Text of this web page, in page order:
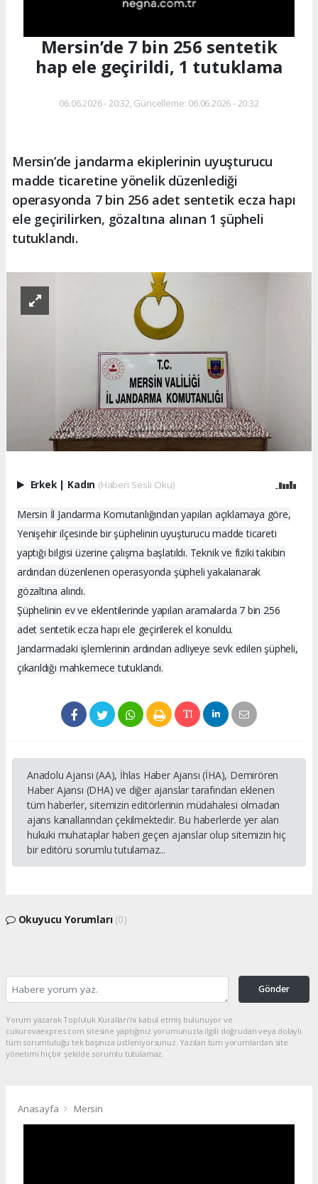
Mersin’de 7 bin 256 sentetik
hap ele geçirildi, 1 tutuklama
06.06.2026 - 20:32, Güncelleme: 06.06.2026 - 20:32
Mersin’de jandarma ekiplerinin uyuşturucu
madde ticaretine yönelik düzenlediği
operasyonda 7 bin 256 adet sentetik ecza hapı
ele geçirilirken, gözaltına alınan 1 şüpheli
tutuklandı.
Erkek Kadın (Haberi Sesli Oku)
Mersin İl Jandarma Komutanlığından yapılan açıklamaya göre,
Yenişehir ilçesinde bir şüphelinin uyuşturucu madde ticareti
yaptığı bilgisi üzerine çalışma başlatıldı. Teknik ve fiziki takibin
ardından düzenlenen operasyonda şüpheli yakalanarak
gözaltına alındı.
Şüphelinin ev ve eklentilerinde yapılan aramalarda 7 bin 256
adet sentetik ecza hapı ele geçirilerek el konuldu.
Jandarmadaki işlemlerinin ardından adliyeye sevk edilen şüpheli,
çıkarıldığı mahkemece tutuklandı.
Anadolu Ajansı (AA), İhlas Haber Ajansı (İHA), Demirören
Haber Ajansı (DHA) ve diğer ajanslar tarafından eklenen
tüm haberler, sitemizin editörlerinin müdahalesi olmadan
ajans kanallarından çekilmektedir. Bu haberlerde yer alan
hukuki muhataplar haberi geçen ajanslar olup sitemizin hiç
bir editörü sorumlu tutulamaz...
Okuyucu Yorumları (0)
Gönder
Yorum yazarak Topluluk Kuralları’nı kabul etmiş bulunuyor ve
cukurovaexpres.com sitesine yaptığınız yorumunuzla ilgili doğrudan veya dolaylı
tüm sorumluluğu tek başınıza üstleniyorsunuz. Yazılan tüm yorumlardan site
yönetimi hiçbir şekilde sorumlu tutulamaz.
Anasayfa Mersin